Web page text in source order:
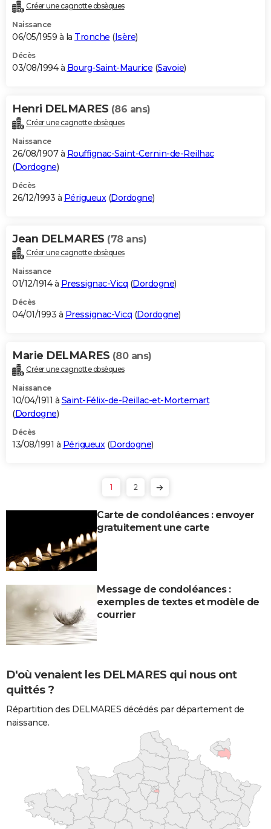
Créer une cagnotte obsèques
Naissance
06/05/1959 à la Tronche (Isère)
Décès
03/08/1994 à Bourg-Saint-Maurice (Savoie)
Henri DELMARES (86 ans)
Créer une cagnotte obsèques
Naissance
26/08/1907 à Rouffignac-Saint-Cernin-de-Reilhac
(Dordogne)
Décès
26/12/1993 à Périgueux(Dordogne)
Jean DELMARES (78 ans)
Créer une cagnotte obsèques
Naissance
01/12/1914 à Pressignac-Vicq (Dordogne)
Décès
04/01/1993 à Pressignac-Vicq (Dordogne)
Marie DELMARES (80 ans)
Créer une cagnotte obsèques
Naissance
10/04/1911 à Saint-Félix-de-Reillac-et-Mortemart
(Dordogne)
Décès
13/08/1991 à Périgueux (Dordogne)
1 2
Carte de condoléances : envoyer
gratuitement une carte
Message de condoléances :
exemples de textes et modèle de
courrier
D'où venaient les DELMARES qui nous ont
quittés ?
Répartition des DELMARES décédés par département de
naissance.